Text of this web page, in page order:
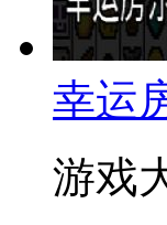
幸运
游戏